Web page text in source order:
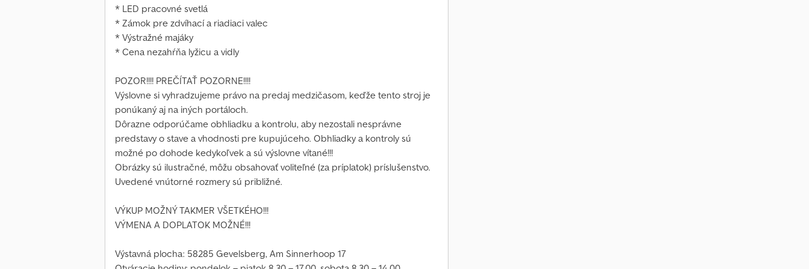
* LED pracovné svetlá
* Zámok pre zdvíhací a riadiaci valec
* Výstražné majáky
* Cena nezahŕňa lyžicu a vidly
POZOR!!!! PREČÍTAŤ POZORNE!!!!
Výslovne si vyhradzujeme právo na predaj medzičasom, keďže tento stroj je
ponúkaný aj na iných portáloch.
Dôrazne odporúčame obhliadku a kontrolu, aby nezostali nesprávne
predstavy o stave a vhodnosti pre kupujúceho. Obhliadky a kontroly sú
možné po dohode kedykoľvek a sú výslovne vítané!!!
Obrázky sú ilustračné, môžu obsahovať voliteľné (za príplatok) príslušenstvo.
Uvedené vnútorné rozmery sú približné.
VÝKUP MOŽNÝ TAKMER VŠETKÉHO!!!
VÝMENA A DOPLATOK MOŽNÉ!!!
Výstavná plocha: 58285 Gevelsberg, Am Sinnerhoop 17